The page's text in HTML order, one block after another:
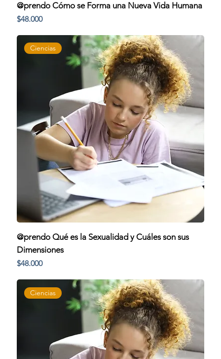
@prendo Cómo se Forma una Nueva Vida Humana
Precio
$48.000
Ciencias
@prendo Qué es la Sexualidad y Cuáles son sus
Dimensiones
Precio
$48.000
Ciencias